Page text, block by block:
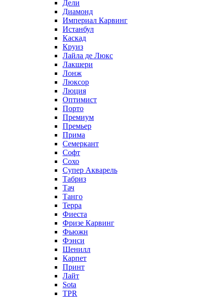
Дели
Диамонд
Империал Карвинг
Истанбул
Каскад
Круиз
Лайла де Люкс
Лакшери
Лонж
Люксор
Люция
Оптимист
Порто
Премиум
Премьер
Прима
Семеркант
Софт
Сохо
Супер Акварель
Табриз
Тач
Танго
Терра
Фиеста
Фризе Карвинг
Фьюжн
Фэнси
Шенилл
Карпет
Принт
Лайт
Sota
TPR